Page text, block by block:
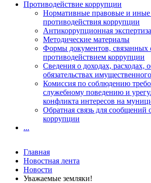
Противодействие коррупции
Нормативные правовые и иные
противодействия коррупции
Антикоррупционная экспертиза
Методические материалы
Формы документов, связанных
противодействием коррупции
Сведения о доходах, расходах,
обязательствах
Комиссия по соблюдению
служебному поведению и
конфликта интересов на
Обратная связь для сообщений
коррупции
...
Главная
Новостная лента
Новости
Уважаемые земляки!